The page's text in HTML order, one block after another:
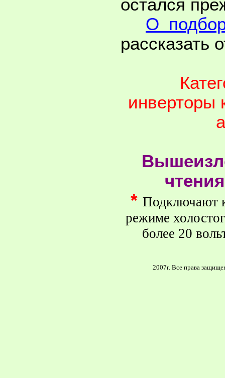
остался
О
рассказать
инверторы
* Подключают
режиме
более 20
2007г. Все права